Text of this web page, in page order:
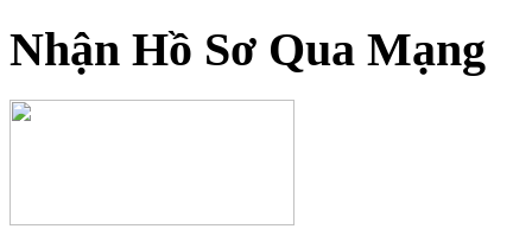
Nhận Hồ Sơ Qua Mạng